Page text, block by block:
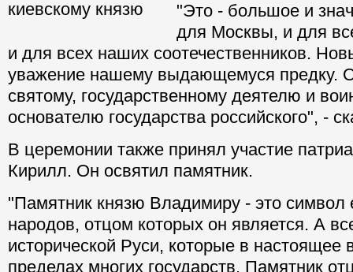
"Это - большое и
для Москвы, и для
и для всех наших соотечественников.
уважение нашему выдающемуся предку.
святому, государственному деятелю и
основателю государства российского", -
В церемонии также принял участие
Кирилл. Он освятил памятник.
"Памятник князю Владимиру - это символ
народов, отцом которых он является. А
исторической Руси, которые в
пределах многих государств. Памятник